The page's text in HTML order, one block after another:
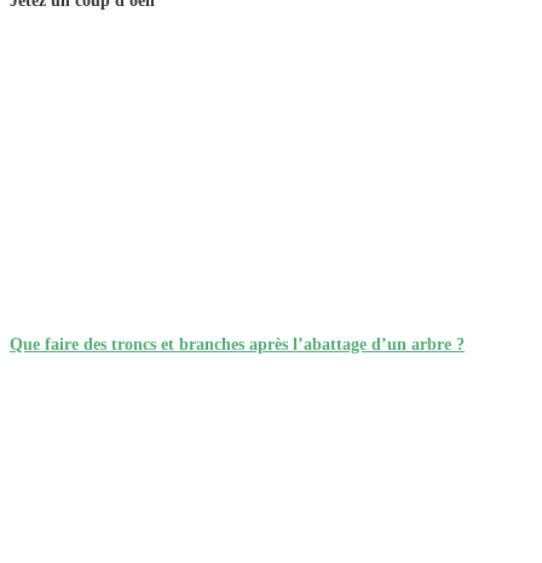
Que faire des troncs et branches après l’abattage d’un arbre ?